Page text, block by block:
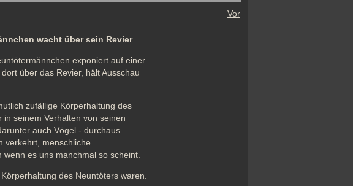
Vor
wacht über sein Revier
exponiert auf einer
über das Revier, hält Ausschau
zufällige Körperhaltung des
seinem Verhalten von seinen
auch Vögel - durchaus
verkehrt, menschliche
es uns manchmal so scheint.
des Neuntöters waren.